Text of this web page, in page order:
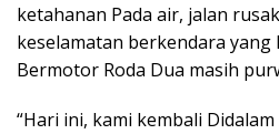
ketahanan Pada air, jalan
keselamatan berkendara yang
Bermotor Roda Dua masih
“Hari ini, kami kembali